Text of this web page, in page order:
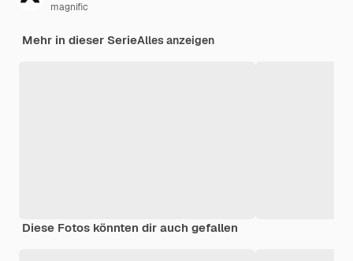
magnific
Mehr in dieser SerieAlles anzeigen
Diese Fotos könnten dir auch gefallen